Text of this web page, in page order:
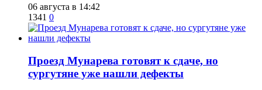
06 августа в 14:42
1341 0
​Проезд Мунарева готовят к сдаче, но
сургутяне уже нашли дефекты